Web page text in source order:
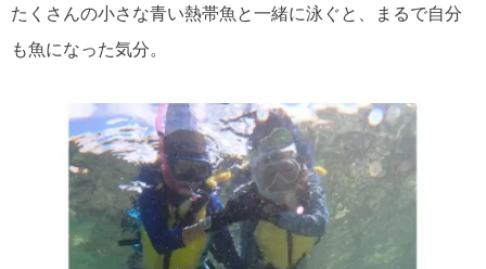
たくさんの小さな青い熱帯魚と一緒に泳ぐと、まるで自分
も魚になった気分。